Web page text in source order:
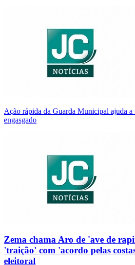
Ação rápida da Guarda Municipal ajuda a
engasgado
Zema chama Aro de 'ave de
'traição' com 'acordo pelas
eleitoral